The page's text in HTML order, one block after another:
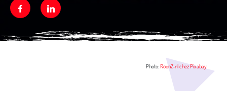
FacebookLinkedin
Photo:RoonZ-nl chez Pixabay